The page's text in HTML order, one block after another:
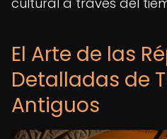
El Arte de las
Detalladas de
Antiguos